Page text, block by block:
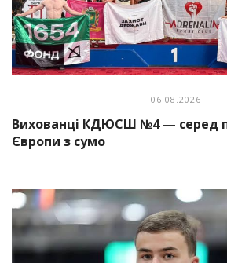
06.08.2026
Вихованці КДЮСШ №4 — серед
Європи з сумо